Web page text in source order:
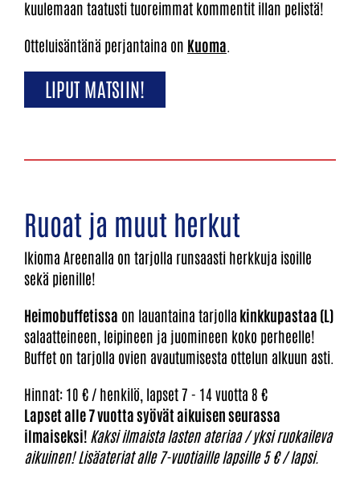
kuulemaan taatusti tuoreimmat kommentit illan pelistä!
Otteluisäntänä perjantaina on Kuoma
LIPUT MATSIIN!
Ruoat ja muut herkut
Ikioma Areenalla on tarjolla runsaasti herkkuja isoille
sekä pienille!
Heimobuffetissa on lauantaina tarjolla kinkkupastaa (L)
salaatteineen, leipineen ja juomineen koko perheelle!
Buffet on tarjolla ovien avautumisesta ottelun alkuun asti.
Hinnat: 10 € / henkilö, lapset 7 - 14 vuotta 8 €
Lapset alle 7 vuotta syövät aikuisen seurassa
ilmaiseksi! Kaksi ilmaista lasten ateriaa / yksi ruokaileva
aikuinen! Lisäateriat alle 7-vuotiaille lapsille 5 € / lapsi.